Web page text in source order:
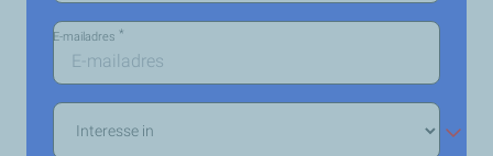
E-mailadres *
in